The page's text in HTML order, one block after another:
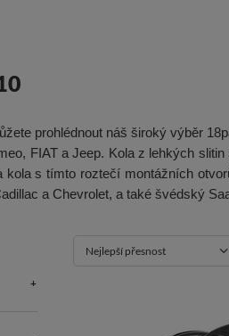
prohlédnout náš široký výběr
FIAT a Jeep. Kola z lehkých
kola s tímto roztečí montážních
a Chevrolet, a také švédský
Nejlepší přesnost